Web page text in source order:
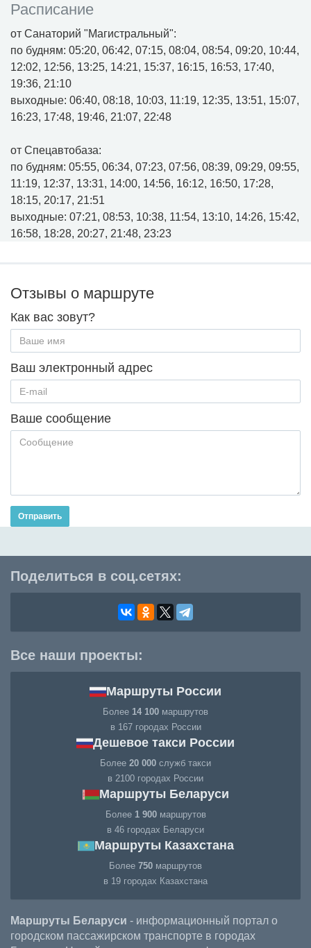
Расписание
от Санаторий "Магистральный":
по будням: 05:20, 06:42, 07:15, 08:04, 08:54, 09:20, 10:44,
12:02, 12:56, 13:25, 14:21, 15:37, 16:15, 16:53, 17:40,
19:36, 21:10
выходные: 06:40, 08:18, 10:03, 11:19, 12:35, 13:51, 15:07,
16:23, 17:48, 19:46, 21:07, 22:48
от Спецавтобаза:
по будням: 05:55, 06:34, 07:23, 07:56, 08:39, 09:29, 09:55,
11:19, 12:37, 13:31, 14:00, 14:56, 16:12, 16:50, 17:28,
18:15, 20:17, 21:51
выходные: 07:21, 08:53, 10:38, 11:54, 13:10, 14:26, 15:42,
16:58, 18:28, 20:27, 21:48, 23:23
Отзывы о маршруте
Как вас зовут?
Ваш электронный адрес
Ваше сообщение
Отправить
Поделиться в соц.сетях:
Все наши проекты:
Маршруты России
Более 14 100 маршрутов
в 167 городах России
Дешевое такси России
Более 20 000 служб такси
в 2100 городах России
Маршруты Беларуси
Более 1 900маршрутов
в 46 городах Беларуси
Маршруты Казахстана
Более 750 маршрутов
в 19 городах Казахстана
Маршруты Беларуси - информационный портал о
городском пассажирском транспорте в городах